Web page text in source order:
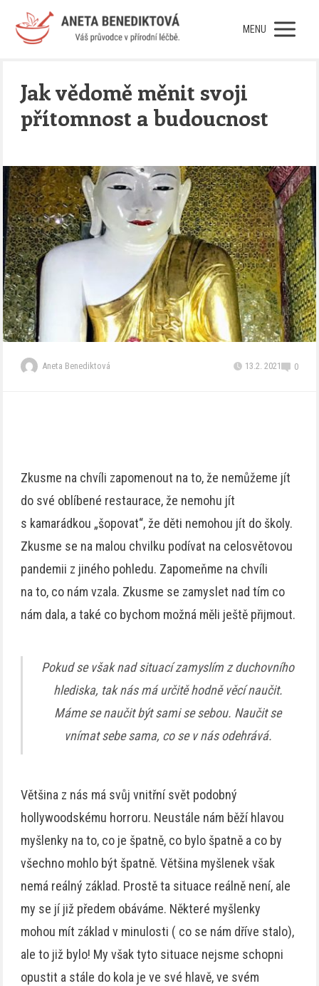
MENU
Jak vědomě měnit svoji
přítomnost a budoucnost
Aneta Benediktová 13.2. 2021 0
Zkusme na chvíli zapomenout na to, že nemůžeme jít
do své oblíbené restaurace, že nemohu jít
s kamarádkou „šopovat“, že děti nemohou jít do školy.
Zkusme se na malou chvilku podívat na celosvětovou
pandemii z jiného pohledu. Zapomeňme na chvíli
na to, co nám vzala. Zkusme se zamyslet nad tím co
nám dala, a také co bychom možná měli ještě přijmout.
Pokud se však nad situací zamyslím z duchovního
hlediska, tak nás má určitě hodně věcí naučit.
Máme se naučit být sami se sebou. Naučit se
vnímat sebe sama, co se v nás odehrává.
Většina z nás má svůj vnitřní svět podobný
hollywoodskému horroru. Neustále nám běží hlavou
myšlenky na to, co je špatně, co bylo špatně a co by
všechno mohlo být špatně. Většina myšlenek však
nemá reálný základ. Prostě ta situace reálně není, ale
my se jí již předem obáváme. Některé myšlenky
mohou mít základ v minulosti ( co se nám dříve stalo),
ale to již bylo! My však tyto situace nejsme schopni
opustit a stále do kola je ve své hlavě, ve svém